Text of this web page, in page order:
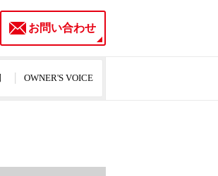
お問い合わせ
OWNER'S VOICE